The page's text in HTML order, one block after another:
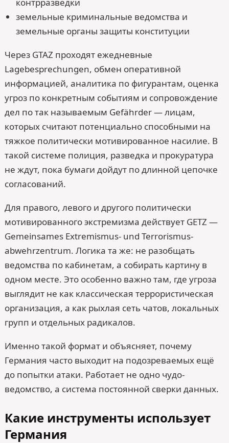
земельные криминальные ведомства и
земельные органы защиты конституции
Через GTAZ проходят ежедневные
Lagebesprechungen, обмен оперативной
информацией, аналитика по фигурантам, оценка
угроз по конкретным событиям и сопровождение
дел по так называемым Gefährder — лицам,
которых считают потенциально способными на
тяжкое политически мотивированное насилие. В
такой системе полиция, разведка и прокуратура
не ждут, пока бумаги дойдут по длинной цепочке
согласований.
Для правого, левого и другого политически
мотивированного экстремизма действует GETZ —
Gemeinsames Extremismus- und Terrorismus­
abwehrzentrum. Логика та же: не разобщать
ведомства по кабинетам, а собирать картину в
одном месте. Это особенно важно там, где угроза
выглядит не как классическая террористическая
организация, а как рыхлая сеть чатов, локальных
групп и отдельных радикалов.
Именно такой формат и объясняет, почему
Германия часто выходит на подозреваемых ещё
до попытки атаки. Работает не одно чудо-
ведомство, а система постоянной сверки данных.
Какие инструменты использует
Германия